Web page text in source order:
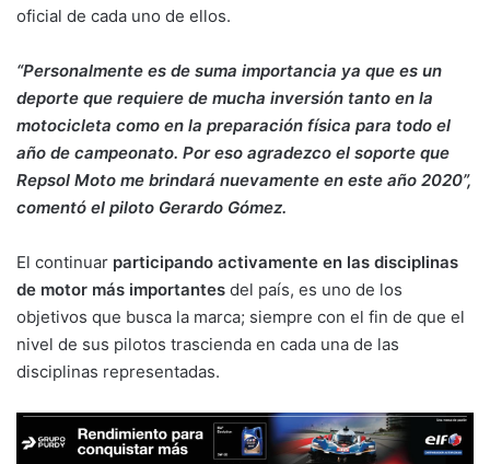
oficial de cada uno de ellos.
“Personalmente es de suma importancia ya que es un
deporte que requiere de mucha inversión tanto en la
motocicleta como en la preparación física para todo el
año de campeonato. Por eso agradezco el soporte que
Repsol Moto me brindará nuevamente en este año 2020”,
comentó el piloto Gerardo Gómez.
El continuar participando activamente en las disciplinas
de motor más importantes del país, es uno de los
objetivos que busca la marca; siempre con el fin de que el
nivel de sus pilotos trascienda en cada una de las
disciplinas representadas.